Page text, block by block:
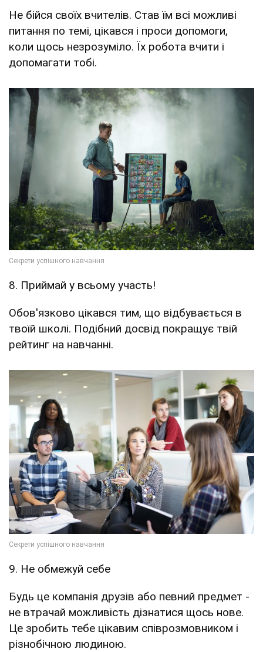
Не бійся своїх вчителів. Став їм всі можливі
питання по темі, цікався і проси допомоги,
коли щось незрозуміло. Їх робота вчити і
допомагати тобі.
8. Приймай у всьому участь!
Обов'язково цікався тим, що відбувається в
твоїй школі. Подібний досвід покращує твій
рейтинг на навчанні.
9. Не обмежуй себе
Будь це компанія друзів або певний предмет -
не втрачай можливість дізнатися щось нове.
Це зробить тебе цікавим співрозмовником і
різнобічною людиною.